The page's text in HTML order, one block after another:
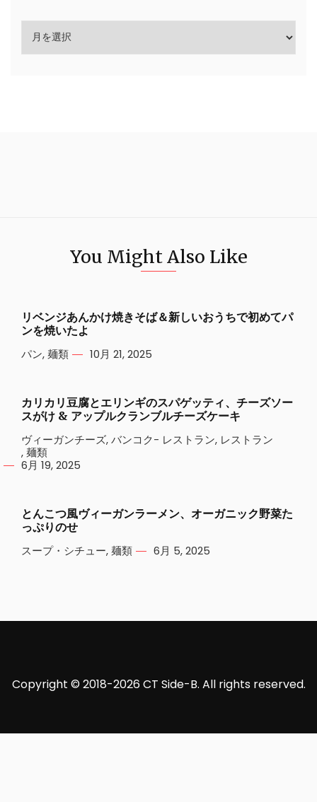
You Might Also Like
リベンジあんかけ焼きそば＆新しいおうちで初めてパ
ンを焼いたよ
パン,麺類 10月 21, 2025
カリカリ豆腐とエリンギのスパゲッティ、チーズソー
スがけ & アップルクランブルチーズケーキ
ヴィーガンチーズ,バンコク- レストラン, レストラン
,麺類
6月 19, 2025
とんこつ風ヴィーガンラーメン、オーガニック野菜た
っぷりのせ
スープ・シチュー,麺類 6月 5, 2025
Copyright © 2018-2026 CT Side-B. All rights reserved.